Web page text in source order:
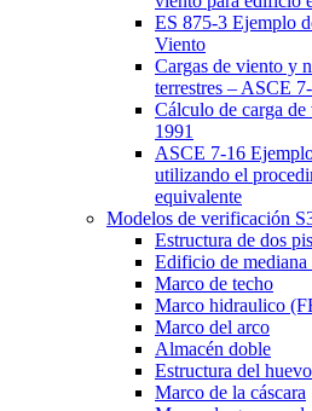
ES 875-3 Ejemplo
Viento
Cargas de viento y
terrestres – ASCE
Cálculo de carga
1991
ASCE 7-16
utilizando el
equivalente
Modelos de verificación
Estructura de dos
Edificio de mediana
Marco de techo
Marco hidraulico
Marco del arco
Almacén doble
Estructura del huevo
Marco de la cáscara